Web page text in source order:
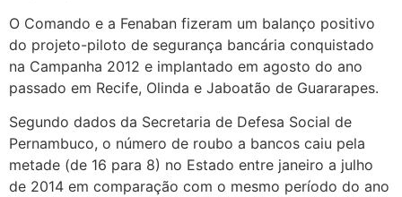
O Comando e a Fenaban fizeram um balanço positivo
do projeto-piloto de segurança bancária conquistado
na Campanha 2012 e implantado em agosto do ano
passado em Recife, Olinda e Jaboatão de Guararapes.
Segundo dados da Secretaria de Defesa Social de
Pernambuco, o número de roubo a bancos caiu pela
metade (de 16 para 8) no Estado entre janeiro a julho
de 2014 em comparação com o mesmo período do ano